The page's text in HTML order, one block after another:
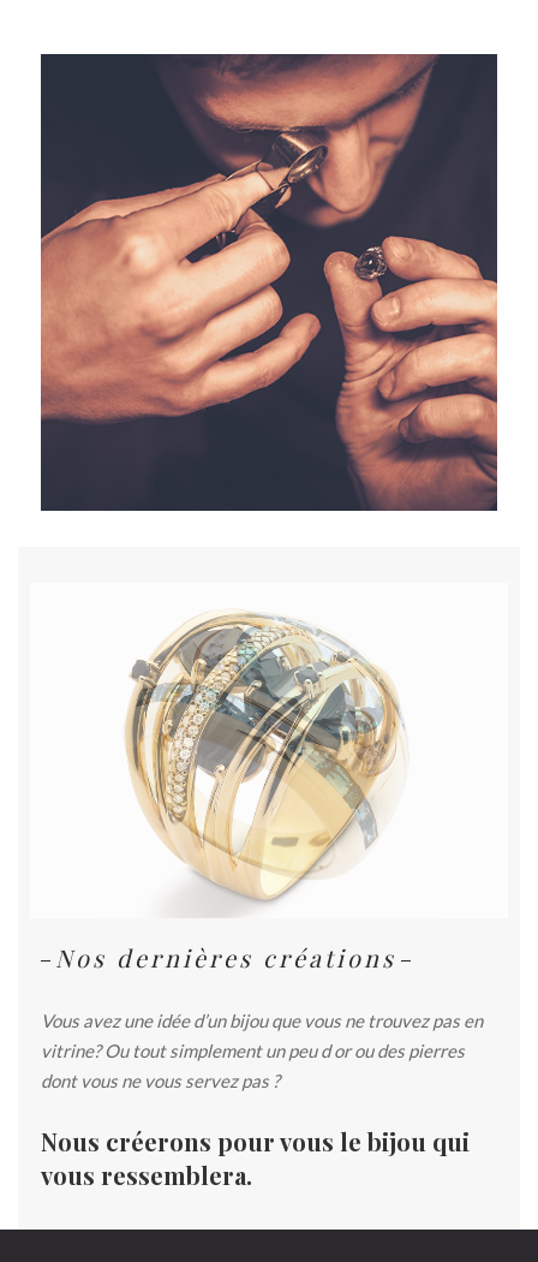
Nos dernières créations
Vous avez une idée d’un bijou que vous ne trouvez pas en
vitrine? Ou tout simplement un peu d or ou des pierres
dont vous ne vous servez pas ?
Nous créerons pour vous le bijou qui
vous ressemblera.